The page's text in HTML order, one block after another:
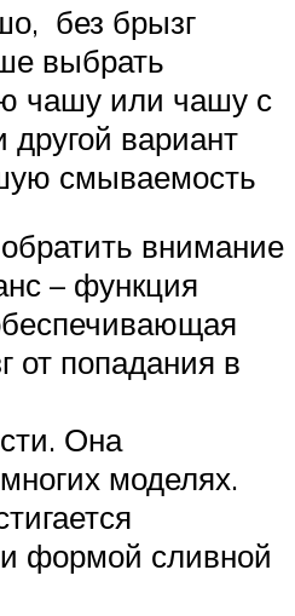
без брызг
выбрать
чашу или чашу с
другой вариант
смываемость
внимание
– функция
от попадания в
Она
моделях.
формой сливной